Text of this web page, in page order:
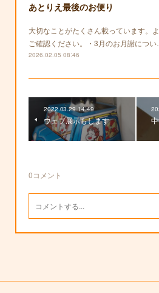
あとりえ最後のお便り
大切なことがたくさん載っています。よ
ご確認ください。・3月のお月謝につ
2026.02.05 08:46
2022.03.29 14:49
ウェブ展示もします
0コメント